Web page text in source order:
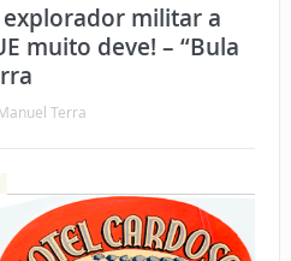
militar a
muito deve! – “Bula
Terra